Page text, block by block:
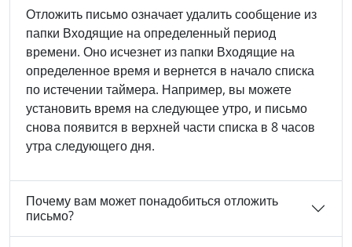
Отложить письмо означает удалить сообщение из
папки Входящие на определенный период
времени. Оно исчезнет из папки Входящие на
определенное время и вернется в начало списка
по истечении таймера. Например, вы можете
установить время на следующее утро, и письмо
снова появится в верхней части списка в 8 часов
утра следующего дня.
Почему вам может понадобиться отложить
письмо?